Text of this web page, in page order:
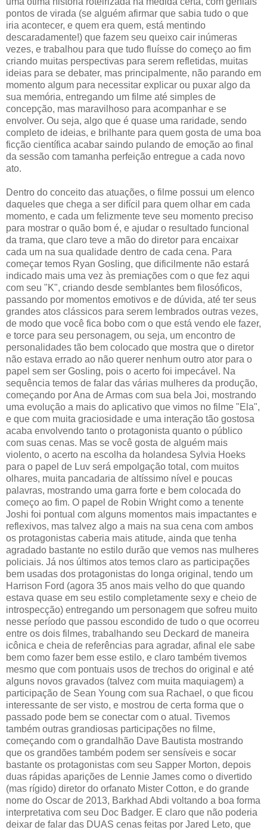
pontos de virada (se alguém afirmar que sabia tudo o que
iria acontecer, e quem era quem, está mentindo
descaradamente!) que fazem seu queixo cair inúmeras
vezes, e trabalhou para que tudo fluísse do começo ao fim
criando muitas perspectivas para serem refletidas, muitas
ideias para se debater, mas principalmente, não parando em
momento algum para necessitar explicar ou puxar algo da
sua memória, entregando um filme até simples de
concepção, mas maravilhoso para acompanhar e se
envolver. Ou seja, algo que é quase uma raridade, sendo
completo de ideias, e brilhante para quem gosta de uma boa
ficção científica acabar saindo pulando de emoção ao final
da sessão com tamanha perfeição entregue a cada novo
ato.
Dentro do conceito das atuações, o filme possui um elenco
daqueles que chega a ser difícil para quem olhar em cada
momento, e cada um felizmente teve seu momento preciso
para mostrar o quão bom é, e ajudar o resultado funcional
da trama, que claro teve a mão do diretor para encaixar
cada um na sua qualidade dentro de cada cena. Para
começar temos Ryan Gosling, que dificilmente não estará
indicado mais uma vez às premiações com o que fez aqui
com seu "K", criando desde semblantes bem filosóficos,
passando por momentos emotivos e de dúvida, até ter seus
grandes atos clássicos para serem lembrados outras vezes,
de modo que você fica bobo com o que está vendo ele fazer,
e torce para seu personagem, ou seja, um encontro de
personalidades tão bem colocado que mostra que o diretor
não estava errado ao não querer nenhum outro ator para o
papel sem ser Gosling, pois o acerto foi impecável. Na
sequência temos de falar das várias mulheres da produção,
começando por Ana de Armas com sua bela Joi, mostrando
uma evolução a mais do aplicativo que vimos no filme "Ela",
e que com muita graciosidade e uma interação tão gostosa
acaba envolvendo tanto o protagonista quanto o público
com suas cenas. Mas se você gosta de alguém mais
violento, o acerto na escolha da holandesa Sylvia Hoeks
para o papel de Luv será empolgação total, com muitos
olhares, muita pancadaria de altíssimo nível e poucas
palavras, mostrando uma garra forte e bem colocada do
começo ao fim. O papel de Robin Wright como a tenente
Joshi foi pontual com alguns momentos mais impactantes e
reflexivos, mas talvez algo a mais na sua cena com ambos
os protagonistas caberia mais atitude, ainda que tenha
agradado bastante no estilo durão que vemos nas mulheres
policiais. Já nos últimos atos temos claro as participações
bem usadas dos protagonistas do longa original, tendo um
Harrison Ford (agora 35 anos mais velho do que quando
estava quase em seu estilo completamente sexy e cheio de
introspecção) entregando um personagem que sofreu muito
nesse período que passou escondido de tudo o que ocorreu
entre os dois filmes, trabalhando seu Deckard de maneira
icônica e cheia de referências para agradar, afinal ele sabe
bem como fazer bem esse estilo, e claro também tivemos
mesmo que com pontuais usos de trechos do original e até
alguns novos gravados (talvez com muita maquiagem) a
participação de Sean Young com sua Rachael, o que ficou
interessante de ser visto, e mostrou de certa forma que o
passado pode bem se conectar com o atual. Tivemos
também outras grandiosas participações no filme,
começando com o grandalhão Dave Bautista mostrando
que os grandões também podem ser sensíveis e socar
bastante os protagonistas com seu Sapper Morton, depois
duas rápidas aparições de Lennie James como o divertido
(mas rígido) diretor do orfanato Mister Cotton, e do grande
nome do Oscar de 2013, Barkhad Abdi voltando a boa forma
interpretativa com seu Doc Badger. E claro que não poderia
deixar de falar das DUAS cenas feitas por Jared Leto, que